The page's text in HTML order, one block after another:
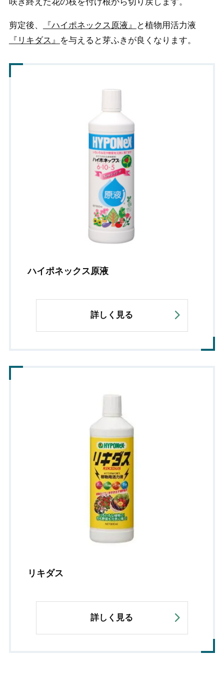
剪定後、 『ハイポネックス原液』
と植物用活力液
『リキダス』
を与えると芽ふきが良くなります。
ハイポネックス原液
詳しく見る
リキダス
詳しく見る